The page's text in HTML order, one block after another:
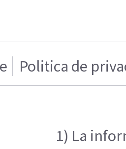
Politica de
1) La